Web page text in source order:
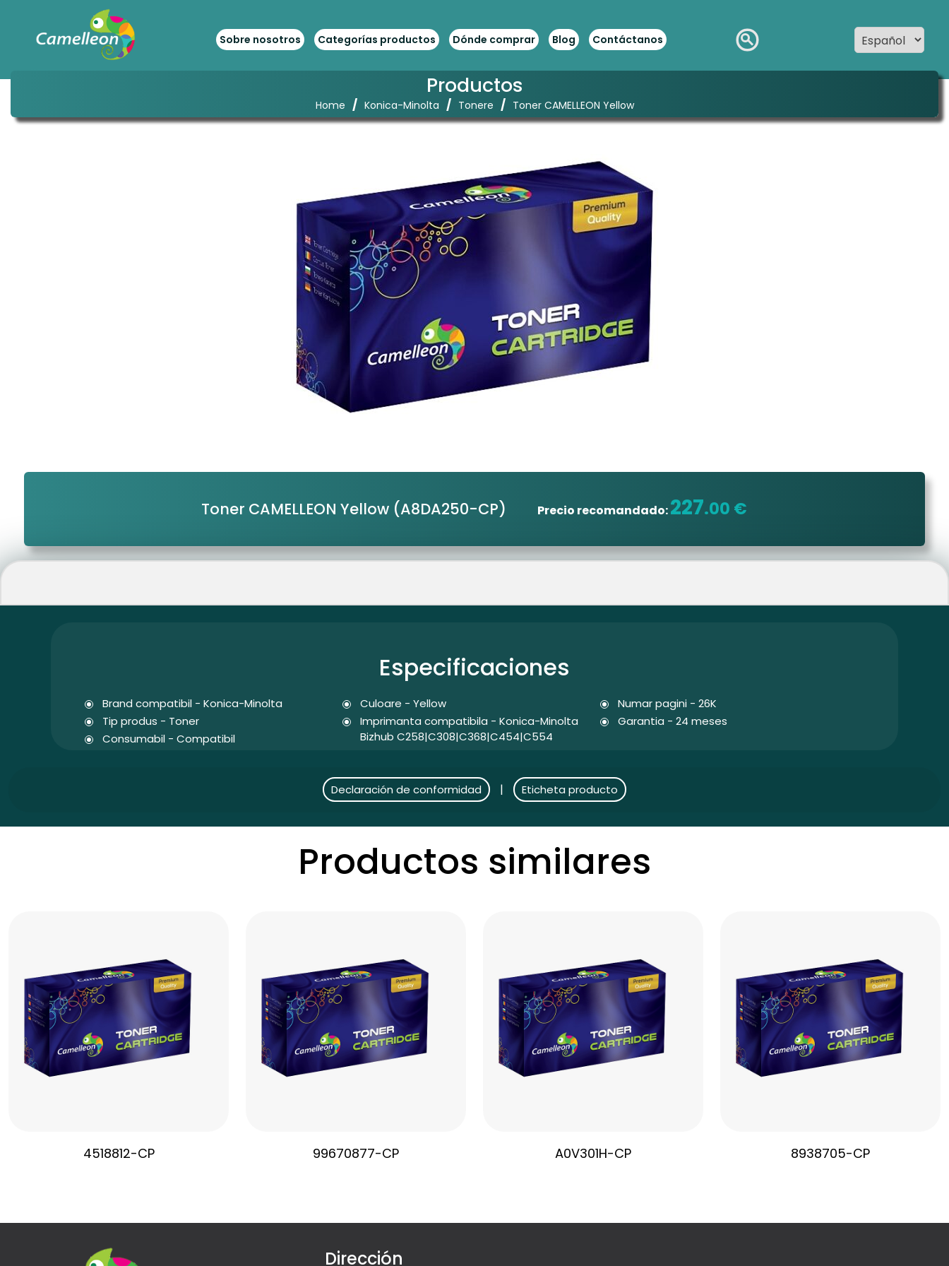
Sobre nosotros Categorías productos Dónde comprar Blog Contáctanos
Productos
Home / Konica-Minolta / Tonere / Toner CAMELLEON Yellow
Toner CAMELLEON Yellow (A8DA250-CP) Precio recomandado:227.00 €
Especificaciones
Brand compatibil - Konica-Minolta
Tip produs - Toner
Consumabil - Compatibil
Culoare - Yellow
Imprimanta compatibila - Konica-Minolta
Bizhub C258|C308|C368|C454|C554
Numar pagini - 26K
Garantia - 24 meses
Declaración de conformidad | Eticheta producto
Productos similares
4518812-CP 99670877-CP A0V301H-CP 8938705-CP
Dirección